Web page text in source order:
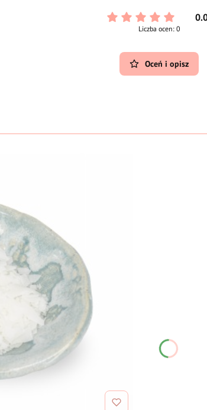
Liczba ocen: 0
Oceń i opisz